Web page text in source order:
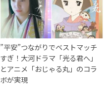
”平安”つながりでベストマッチ
すぎ！大河ドラマ「光る君へ」
とアニメ「おじゃる丸」のコラ
ボが実現